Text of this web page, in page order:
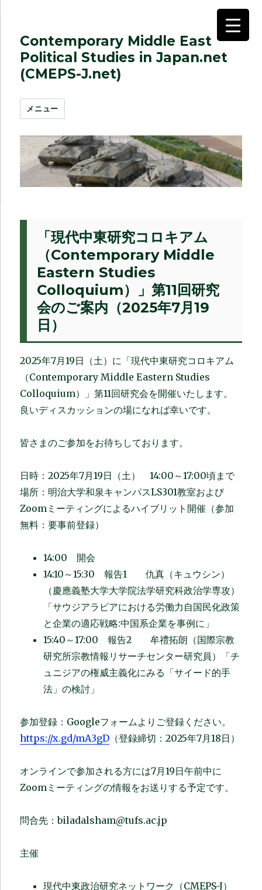
Contemporary Middle East
Political Studies in Japan.net
(CMEPS-J.net)
メニュー
「現代中東研究コロキアム
（Contemporary Middle
Eastern Studies
Colloquium）」第11回研究
会のご案内（2025年7月19
日）
2025年7月19日（土）に「現代中東研究コロキアム
（Contemporary Middle Eastern Studies
Colloquium）」第11回研究会を開催いたします。
良いディスカッションの場になれば幸いです。
皆さまのご参加をお待ちしております。
日時：2025年7月19日（土） 14:00～17:00頃まで
場所：明治大学和泉キャンパスLS301教室および
Zoomミーティングによるハイブリット開催（参加
無料：要事前登録）
14:00 開会
14:10～15:30 報告1 仇真（キュウシン）
（慶應義塾大学大学院法学研究科政治学専攻）
「サウジアラビアにおける労働力自国民化政策
と企業の適応戦略:中国系企業を事例に」
15:40～17:00 報告2 牟禮拓朗（国際宗教
研究所宗教情報リサーチセンター研究員）「チ
ュニジアの権威主義化にみる「サイード的手
法」の検討」
参加登録：Googleフォームよりご登録ください。
https://x.gd/mA3gD （登録締切：2025年7月18日）
オンラインで参加される方には7月19日午前中に
Zoomミーティングの情報をお送りする予定です。
問合先：biladalsham@tufs.ac.jp
主催
現代中東政治研究ネットワーク（CMEPS-J）